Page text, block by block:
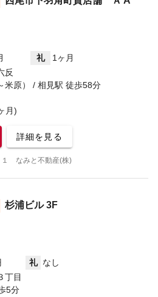
礼
1ヶ月
反
米原） / 相見駅 徒歩58分
月)
詳細を見る
１ なみと不動産(株)
杉浦ビル 3F
礼 なし
丁目
5分